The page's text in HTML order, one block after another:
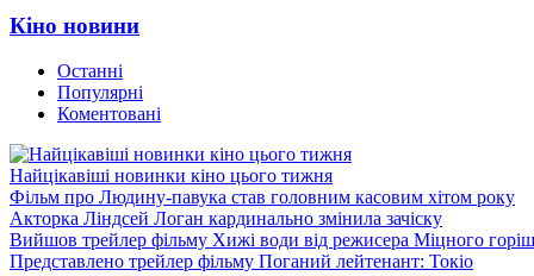
Кіно новини
Останні
Популярні
Коментовані
Найцікавіші новинки кіно цього тижня
Фільм про Людину-павука став головним касовим хітом року
Акторка Ліндсей Логан кардинально змінила зачіску
Вийшов трейлер фільму Хижі води від режисера Міцного
Представлено трейлер фільму Поганий лейтенант: Токіо